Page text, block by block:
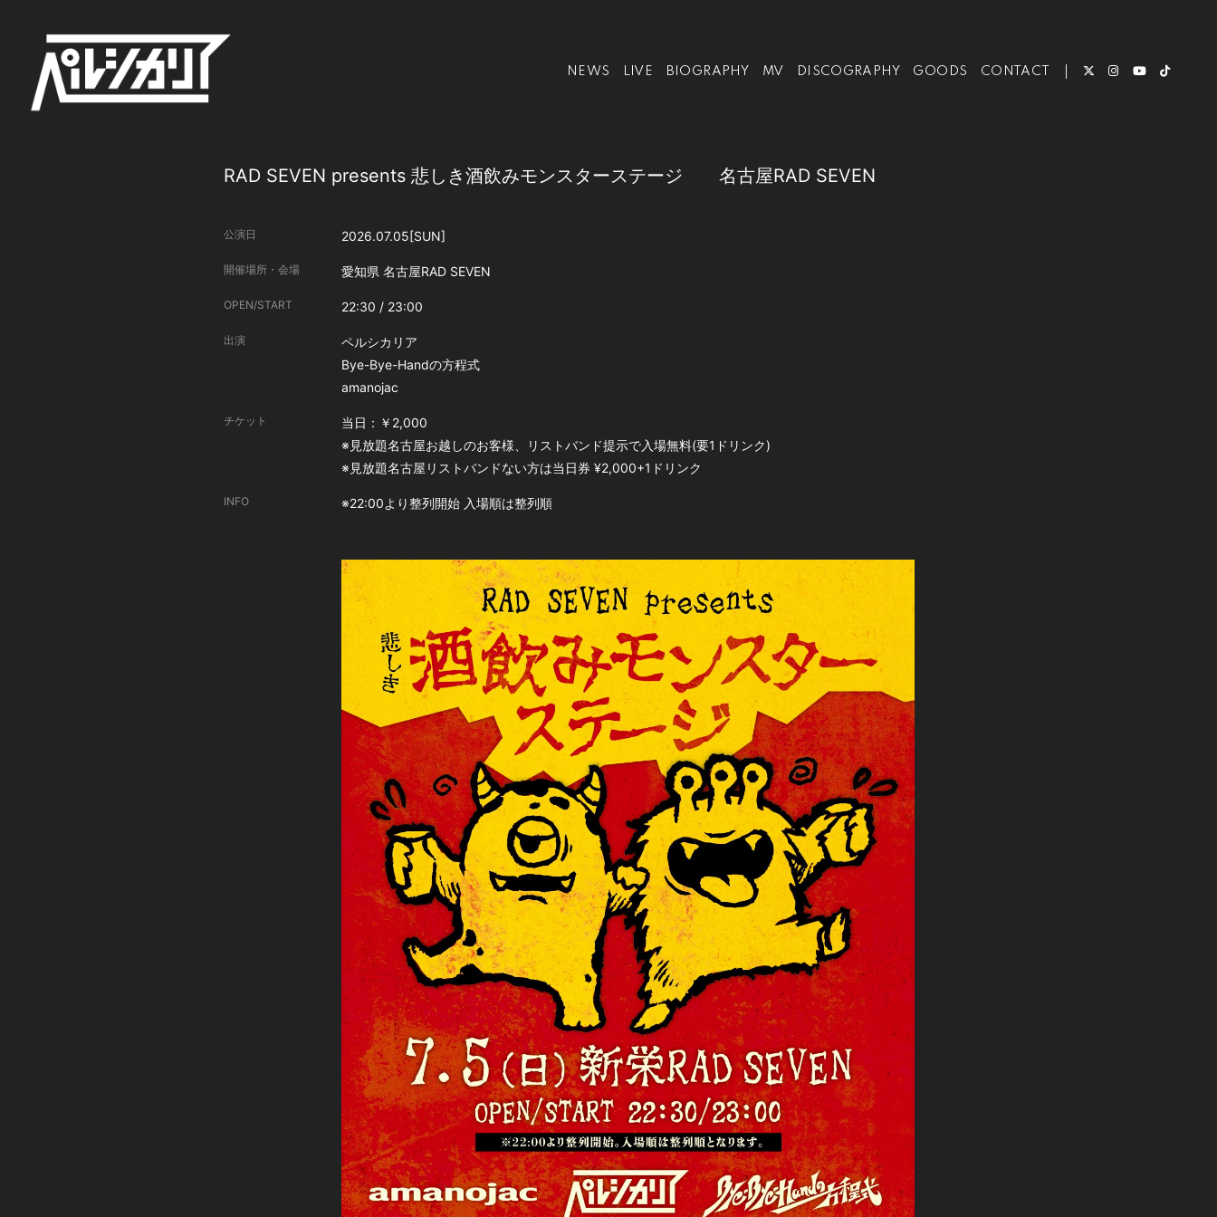
NEWS LIVE BIOGRAPHY MV DISCOGRAPHY GOODS CONTACT
RAD SEVEN presents 悲しき酒飲みモンスターステージ 名古屋RAD SEVEN
公演日 2026.07.05[SUN]
開催場所・会場 愛知県 名古屋RAD SEVEN
OPEN/START 22:30 / 23:00
出演
ペルシカリア
Bye-Bye-Handの方程式
amanojac
チケット
当日：￥2,000
※見放題名古屋お越しのお客様、リストバンド提示で入場無料(要1ドリンク)
※見放題名古屋リストバンドない方は当日券 ¥2,000+1ドリンク
INFO ※22:00より整列開始 入場順は整列順